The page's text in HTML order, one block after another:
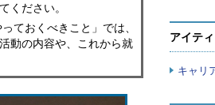
ください。
ておくべきこと」では、
動の内容や、これから就
アイテ
キャリ